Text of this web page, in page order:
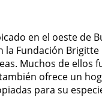
en el oeste
la Fundación
Muchos de ellos
ofrece un
para su